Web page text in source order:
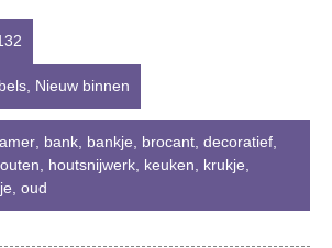
Nieuw binnen
bank bankje brocant decoratief
houtsnijwerk keuken krukje
oud